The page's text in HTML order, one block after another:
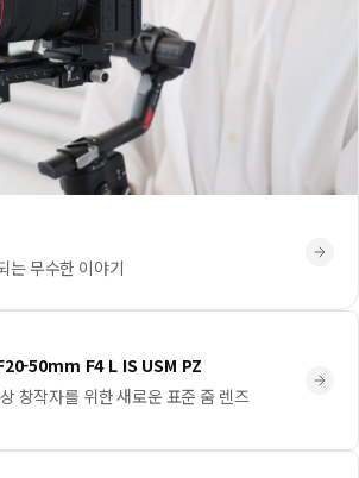
는 무수한 이야기
50mm F4 L IS USM PZ
창작자를 위한 새로운 표준 줌 렌즈